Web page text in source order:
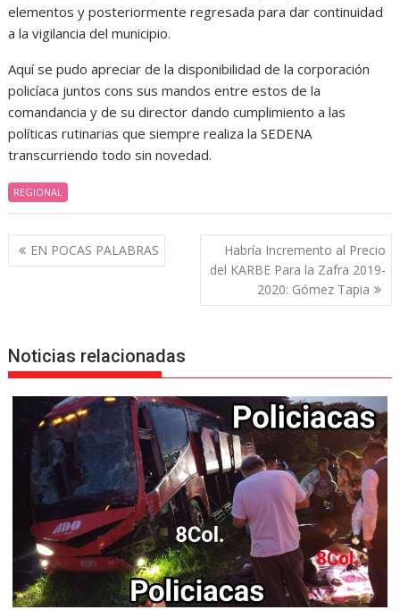
elementos y posteriormente regresada para dar continuidad
a la vigilancia del municipio.
Aquí se pudo apreciar de la disponibilidad de la corporación
policíaca juntos cons sus mandos entre estos de la
comandancia y de su director dando cumplimiento a las
políticas rutinarias que siempre realiza la SEDENA
transcurriendo todo sin novedad.
REGIONAL
Navegación
de
EN POCAS PALABRAS
Habría Incremento al Precio
del KARBE Para la Zafra 2019-
2020: Gómez Tapia
Noticias relacionadas